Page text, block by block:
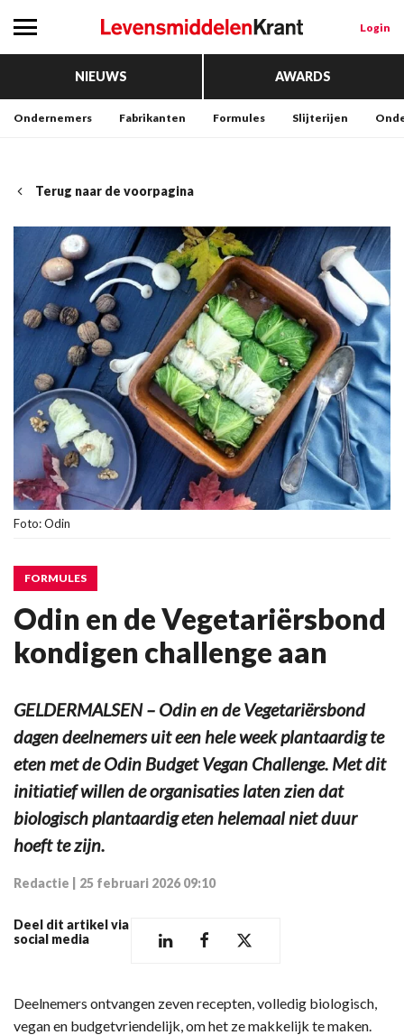
Login
NIEUWS AWARDS
Ondernemers Fabrikanten Formules Slijterijen
Terug naar de voorpagina
Foto: Odin
FORMULES
Odin en de Vegetariërsbond
kondigen challenge aan
GELDERMALSEN – Odin en de Vegetariërsbond
dagen deelnemers uit een hele week plantaardig te
eten met de Odin Budget Vegan Challenge. Met dit
initiatief willen de organisaties laten zien dat
biologisch plantaardig eten helemaal niet duur
hoeft te zijn.
Redactie 25 februari 2026 09:10
Deel dit artikel via
social media
Deelnemers ontvangen zeven recepten, volledig biologisch,
vegan en budgetvriendelijk, om het ze makkelijk te maken.